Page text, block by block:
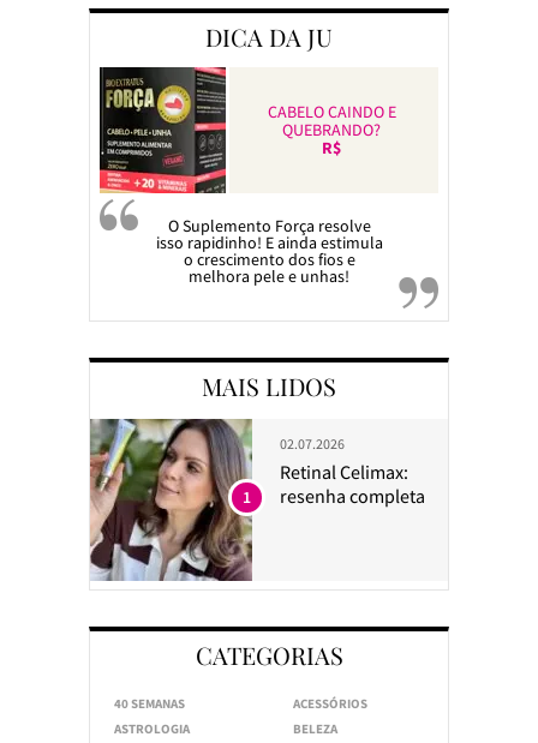
DICA DA JU
CABELO CAINDO E
QUEBRANDO?
R$
O Suplemento Força resolve
isso rapidinho! E ainda estimula
o crescimento dos fios e
melhora pele e unhas!
MAIS LIDOS
02.07.2026
Retinal Celimax:
resenha completa
1
CATEGORIAS
40 SEMANAS
ACESSÓRIOS
ASTROLOGIA
BELEZA